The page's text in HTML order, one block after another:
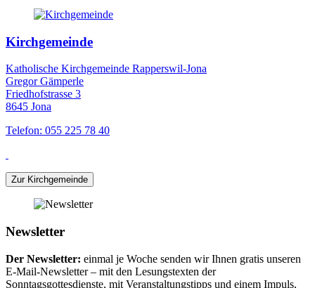
Kirchgemeinde
Katholische Kirchgemeinde Rapperswil-Jona
Gregor Gämperle
Friedhofstrasse 3
8645 Jona
Telefon: 055 225 78 40
Zur Kirchgemeinde
Newsletter
Der Newsletter: einmal je Woche senden wir Ihnen gratis unseren
E-Mail-Newsletter – mit den Lesungstexten der
Sonntagsgottesdienste, mit Veranstaltungstipps und einem Impuls,